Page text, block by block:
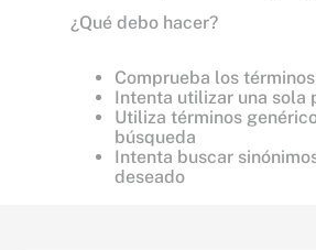
¿Qué debo hacer?
Comprueba los
Intenta utilizar una sola
Utiliza términos
búsqueda
Intenta buscar
deseado